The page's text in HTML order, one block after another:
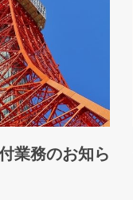
業務のお知ら